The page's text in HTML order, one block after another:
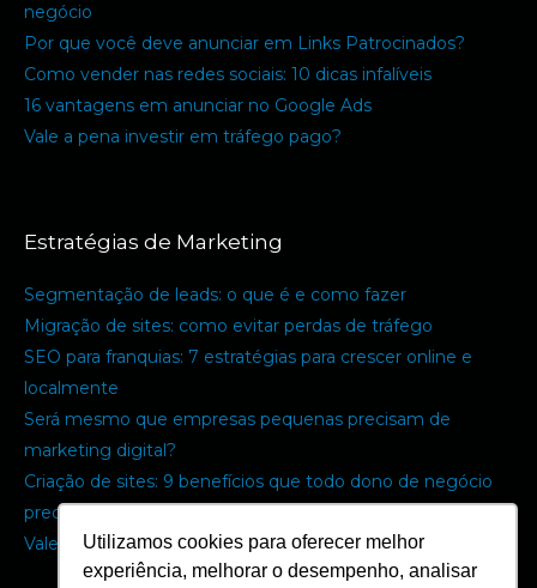
Utilizamos cookies para oferecer melhor
experiência, melhorar o desempenho, analisar
negócio
Por que você deve anunciar em Links Patrocinados?
Como vender nas redes sociais: 10 dicas infalíveis
16 vantagens em anunciar no Google Ads
Vale a pena investir em tráfego pago?
Estratégias de Marketing
Segmentação de leads: o que é e como fazer
Migração de sites: como evitar perdas de tráfego
SEO para franquias: 7 estratégias para crescer online e
localmente
Será mesmo que empresas pequenas precisam de
marketing digital?
Criação de sites: 9 benefícios que todo dono de negócio
precisa saber
Vale a pena terceirizar a equipe de marketing digital?